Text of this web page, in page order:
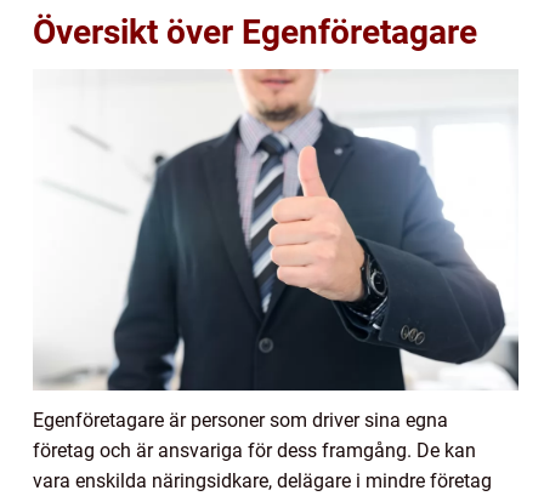
Översikt över Egenföretagare
Egenföretagare är personer som driver sina egna
företag och är ansvariga för dess framgång. De kan
vara enskilda näringsidkare, delägare i mindre företag